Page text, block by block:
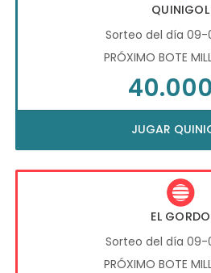
QUINIGOL
Sorteo del día
PRÓXIMO BOTE
JUGAR
EL GORDO
Sorteo del día
PRÓXIMO BOTE